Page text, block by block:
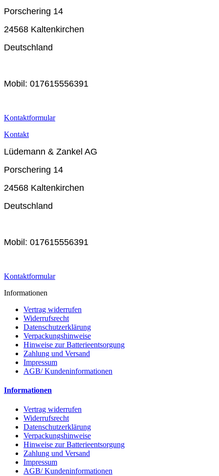
Porschering 14
24568 Kaltenkirchen
Deutschland
Mobil: 017615556391
Kontaktformular
Kontakt
Lüdemann & Zankel AG
Porschering 14
24568 Kaltenkirchen
Deutschland
Mobil: 017615556391
Kontaktformular
Informationen
Vertrag widerrufen
Widerrufsrecht
Datenschutzerklärung
Verpackungshinweise
Hinweise zur Batterieentsorgung
Zahlung und Versand
Impressum
AGB/ Kundeninformationen
Informationen
Vertrag widerrufen
Widerrufsrecht
Datenschutzerklärung
Verpackungshinweise
Hinweise zur Batterieentsorgung
Zahlung und Versand
Impressum
AGB/ Kundeninformationen